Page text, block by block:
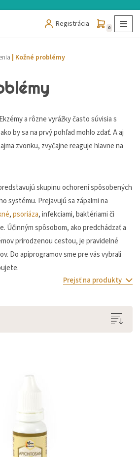
Registrácia 0
Kožné problémy
a rôzne vyrážky často súvisia s
by sa na prvý pohľad mohlo zdať. A aj
zvonku, zvyčajne reaguje hlavne na
skupinu ochorení spôsobených
systému. Prejavujú sa zápalmi na
,psoriáza, infekciami, baktériami či
Účinným spôsobom, ako predchádzať a
prirodzenou cestou, je pravidelné
Do apiprogramov sme pre vás vybrali
Prejsť na produkty